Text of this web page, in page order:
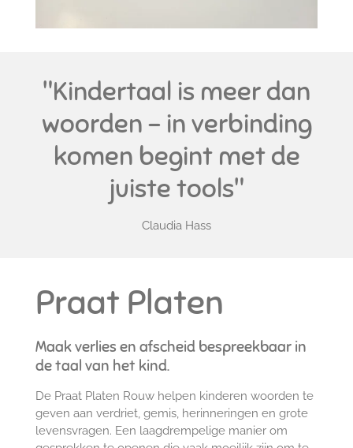
"Kindertaal is meer dan
woorden – in verbinding
komen begint met de
juiste tools"
Claudia Hass
Praat Platen
Maak verlies en afscheid bespreekbaar in
de taal van het kind.
De Praat Platen Rouw helpen kinderen woorden te
geven aan verdriet, gemis, herinneringen en grote
levensvragen. Een laagdrempelige manier om